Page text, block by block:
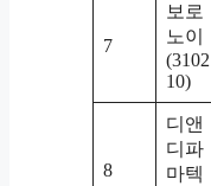
7
보로
노이
(3102
10)
8
디앤
디파
마텍